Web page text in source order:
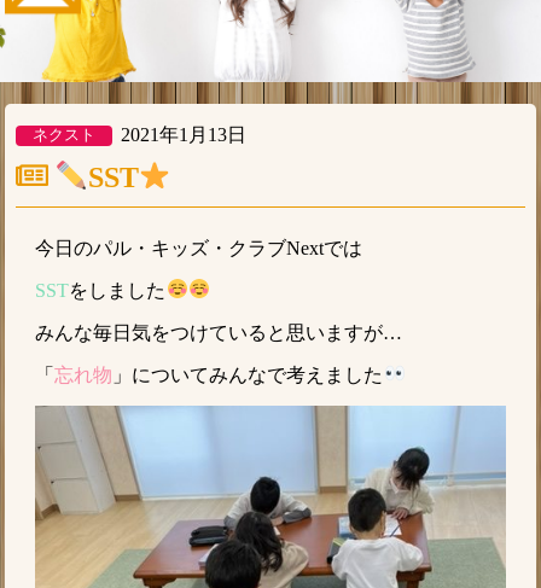
ネクスト 2021年1月13日
SST
今日のパル・キッズ・クラブNextでは
SSTをしました
みんな毎日気をつけていると思いますが…
「忘れ物 」についてみんなで考えました